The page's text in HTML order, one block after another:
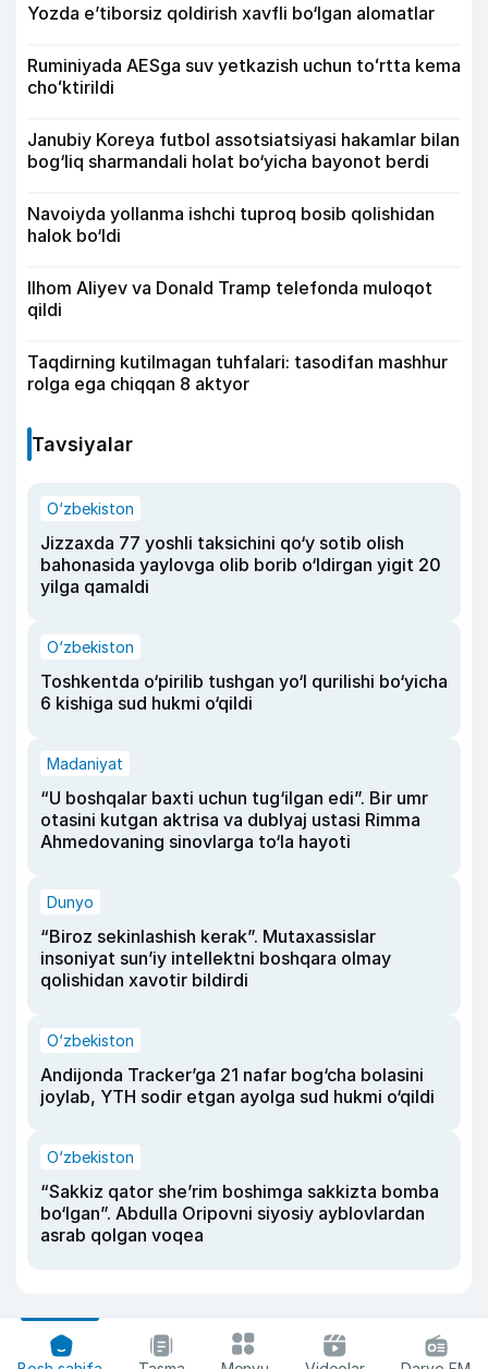
Yozda e’tiborsiz qoldirish xavfli bo‘lgan alomatlar
Ruminiyada AESga suv yetkazish uchun toʻrtta kema
choʻktirildi
Janubiy Koreya futbol assotsiatsiyasi hakamlar bilan
bog‘liq sharmandali holat bo‘yicha bayonot berdi
Navoiyda yollanma ishchi tuproq bosib qolishidan
halok bo‘ldi
Ilhom Aliyev va Donald Tramp telefonda muloqot
qildi
Taqdirning kutilmagan tuhfalari: tasodifan mashhur
rolga ega chiqqan 8 aktyor
Tavsiyalar
O‘zbekiston
Jizzaxda 77 yoshli taksichini qo‘y sotib olish
bahonasida yaylovga olib borib o‘ldirgan yigit 20
yilga qamaldi
O‘zbekiston
Toshkentda o‘pirilib tushgan yo‘l qurilishi bo‘yicha
6 kishiga sud hukmi o‘qildi
Madaniyat
“U boshqalar baxti uchun tug‘ilgan edi”. Bir umr
otasini kutgan aktrisa va dublyaj ustasi Rimma
Ahmedovaning sinovlarga to‘la hayoti
Dunyo
“Biroz sekinlashish kerak”. Mutaxassislar
insoniyat sun’iy intellektni boshqara olmay
qolishidan xavotir bildirdi
O‘zbekiston
Andijonda Tracker’ga 21 nafar bog‘cha bolasini
joylab, YTH sodir etgan ayolga sud hukmi o‘qildi
O‘zbekiston
“Sakkiz qator she’rim boshimga sakkizta bomba
bo‘lgan”. Abdulla Oripovni siyosiy ayblovlardan
asrab qolgan voqea